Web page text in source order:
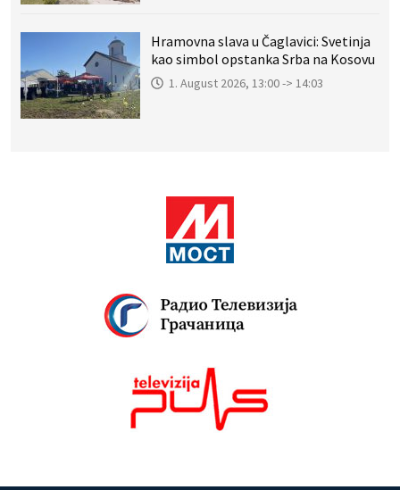
Hramovna slava u Čaglavici: Svetinja
kao simbol opstanka Srba na Kosovu
1. August 2026, 13:00 -> 14:03